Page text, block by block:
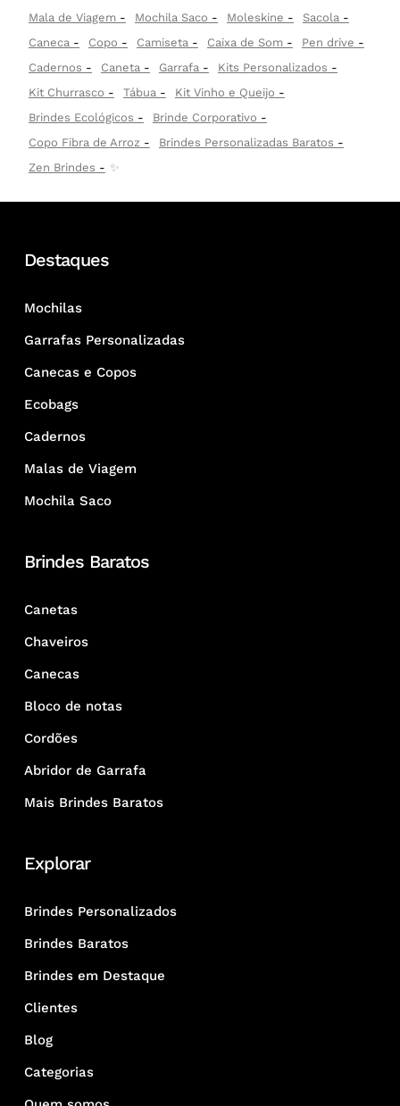
Mala de Viagem
Mochila Saco Moleskine
Sacola
Caneca
Copo Camiseta Caixa de Som
Pen drive
Cadernos
Caneta Garrafa
Kits Personalizados
Kit Churrasco
Tábua
Kit Vinho e Queijo
Brindes Ecológicos
Brinde Corporativo
Copo Fibra de Arroz
Brindes Personalizadas Baratos
Zen Brindes
✨
Destaques
Mochilas
Garrafas Personalizadas
Canecas e Copos
Ecobags
Cadernos
Malas de Viagem
Mochila Saco
Brindes Baratos
Canetas
Chaveiros
Canecas
Bloco de notas
Cordões
Abridor de Garrafa
Mais Brindes Baratos
Explorar
Brindes Personalizados
Brindes Baratos
Brindes em Destaque
Clientes
Blog
Categorias